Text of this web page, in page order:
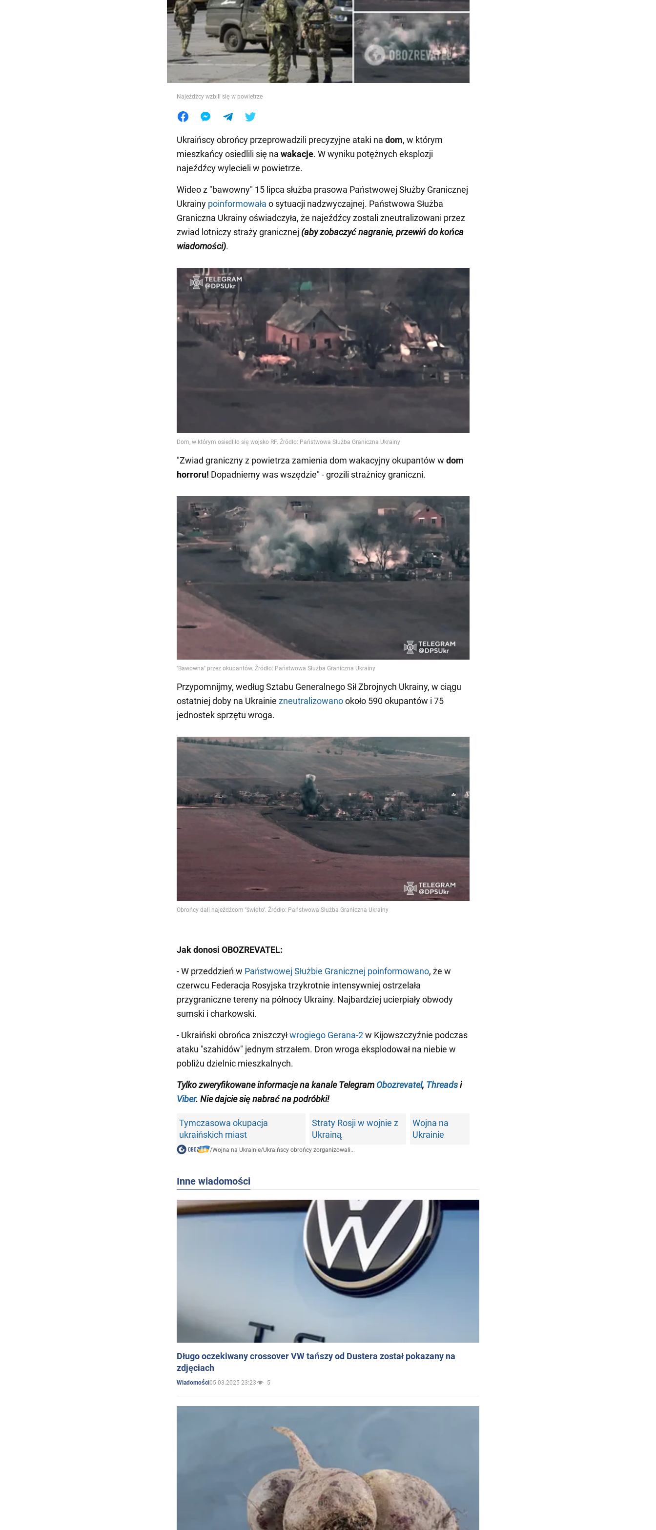
Jedzenie
Najeźdźcy wzbili się w powietrze
Ukraińscy obrońcy przeprowadzili precyzyjne ataki na dom, w którym
mieszkańcy osiedlili się na wakacje. W wyniku potężnych eksplozji
najeźdźcy wylecieli w powietrze.
Wideo z "bawowny" 15 lipca służba prasowa Państwowej Służby Granicznej
Ukrainy poinformowała o sytuacji nadzwyczajnej. Państwowa Służba
Graniczna Ukrainy oświadczyła, że najeźdźcy zostali zneutralizowani przez
zwiad lotniczy straży granicznej (aby zobaczyć nagranie, przewiń do końca
wiadomości).
"Zwiad graniczny z powietrza zamienia dom wakacyjny okupantów w dom
horroru! Dopadniemy was wszędzie" - grozili strażnicy graniczni.
Przypomnijmy, według Sztabu Generalnego Sił Zbrojnych Ukrainy, w ciągu
ostatniej doby na Ukrainie zneutralizowanookoło 590 okupantów i 75
jednostek sprzętu wroga.
Jak donosi OBOZREVATEL:
- W przeddzień w Państwowej Służbie Granicznej poinformowano, że w
czerwcu Federacja Rosyjska trzykrotnie intensywniej ostrzelała
przygraniczne tereny na północy Ukrainy. Najbardziej ucierpiały obwody
sumski i charkowski.
- Ukraiński obrońca zniszczyłwrogiego Gerana-2w Kijowszczyźnie podczas
ataku "szahidów" jednym strzałem. Dron wroga eksplodował na niebie w
pobliżu dzielnic mieszkalnych.
Tylko zweryfikowane informacje na kanale Telegram Obozrevatel, Threadsi
Viber. Nie dajcie się nabrać na podróbki!
Tymczasowa okupacja
ukraińskich miast
Straty Rosji w wojnie z
Ukrainą
Wojna na
Ukrainie
/Wojna na Ukrainie/Ukraińscy obrońcy zorganizowali...
Inne wiadomości
Długo oczekiwany crossover VW tańszy od Dustera został pokazany na
zdjęciach
Wiadomości05.03.2025 23:23 5